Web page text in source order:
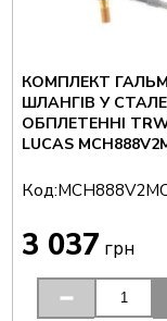
КОМПЛЕКТ
ШЛАНГІВ У
ОБПЛЕТЕННІ
LUCAS
Код:
3 037 грн